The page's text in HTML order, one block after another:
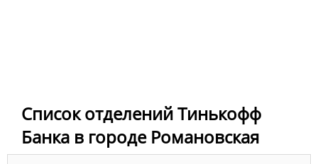
Список отделений Тинькофф
Банка в городе Романовская